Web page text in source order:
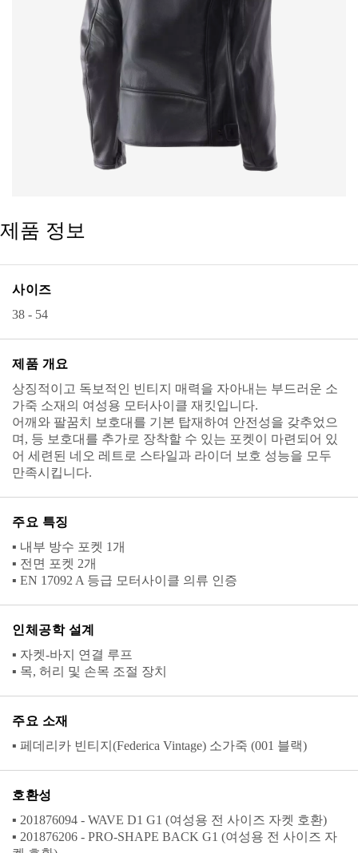
제품 정보
사이즈
38 - 54
제품 개요
상징적이고 독보적인 빈티지 매력을 자아내는 부드러운 소
가죽 소재의 여성용 모터사이클 재킷입니다.
어깨와 팔꿈치 보호대를 기본 탑재하여 안전성을 갖추었으
며, 등 보호대를 추가로 장착할 수 있는 포켓이 마련되어 있
어 세련된 네오 레트로 스타일과 라이더 보호 성능을 모두
만족시킵니다.
주요 특징
▪ 내부 방수 포켓 1개
▪ 전면 포켓 2개
▪ EN 17092 A 등급 모터사이클 의류 인증
인체공학 설계
▪ 자켓-바지 연결 루프
▪ 목, 허리 및 손목 조절 장치
주요 소재
▪ 페데리카 빈티지(Federica Vintage) 소가죽 (001 블랙)
호환성
▪ 201876094 - WAVE D1 G1 (여성용 전 사이즈 자켓 호환)
▪ 201876206 - PRO-SHAPE BACK G1 (여성용 전 사이즈 자